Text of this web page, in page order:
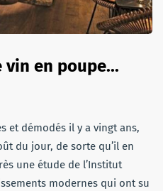
en poupe...
et démodés il y a vingt ans,
du jour, de sorte qu’il en
une étude de l’Institut
modernes qui ont su